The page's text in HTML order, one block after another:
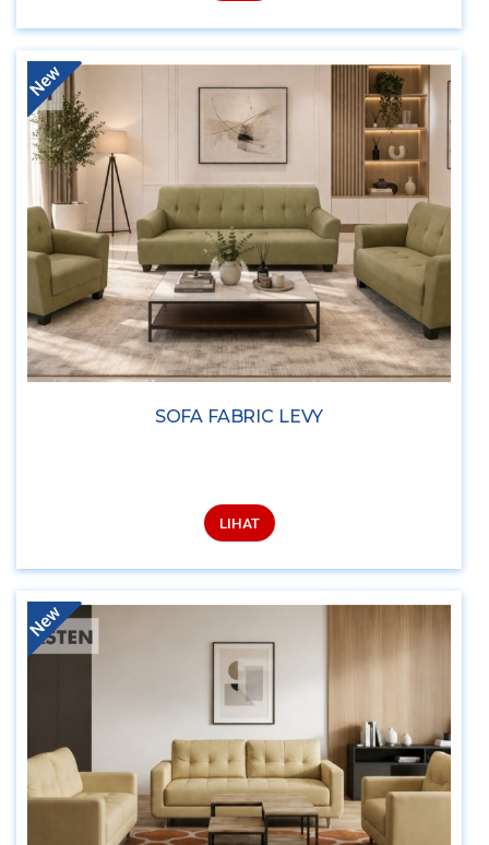
SOFA FABRIC LEVY
LIHAT
New
New